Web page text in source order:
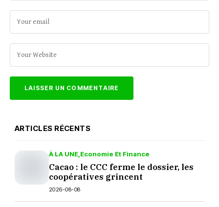
ARTICLES RÉCENTS
À LA UNE Economie Et Finance
Cacao : le CCC ferme le dossier, les
coopératives grincent
2026-08-08